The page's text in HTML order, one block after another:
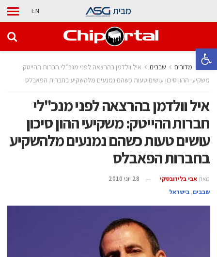
פתח סרגל נגישות
מבית EN
בית מדורים ‫שבבים‬
איל וולדמן בהרצאה לפני מנכ”לי חברות ההייטק:
משקיעי ההון סיכון עושים טעות כשהם נמנעים מלהשקיע בחברות הפאבלס
איל וולדמן בהרצאה לפני מנכ"לי
חברות ההייטק: משקיעי ההון סיכון
עושים טעות כשהם נמנעים מלהשקיע
בחברות הפאבלס
מאת אבי בליזובסקי
28 יוני 2010
‫שבבים‬, בישראל